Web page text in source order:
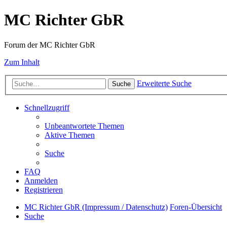
MC Richter GbR
Forum der MC Richter GbR
Zum Inhalt
Suche Erweiterte Suche
Schnellzugriff
Unbeantwortete Themen
Aktive Themen
Suche
FAQ
Anmelden
Registrieren
MC Richter GbR (Impressum / Datenschutz) Foren-Übersicht
Suche